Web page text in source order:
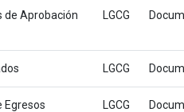
de Aprobación
LGCG
LGCG
Egresos LGCG